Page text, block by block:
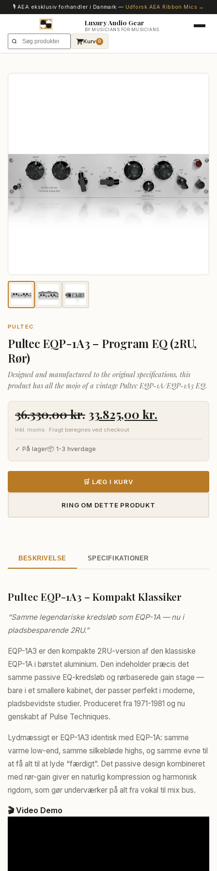
🎙️ AEA eksklusiv forhandler i Danmark — Udforsk AEA Ribbon Mics →
Luxury Audio Gear
BY MUSICIANS FOR MUSICIANS
Kurv 0
PULTEC
Pultec EQP-1A3 – Program EQ (2RU,
Rør)
Designed and manufactured to the original specifications, this
product has all the mojo of a vintage Pultec EQP-1A/EQP-1A3 EQ.
36.330,00kr. Den
oprindelige
pris
var:
36.330,00 kr..
33.825,00 kr.
aktuelle
pris
33.825,00
Inkl. moms · Fragt beregnes ved checkout
✓ På lager📦 1-3 hverdage
🛒 LÆG I KURV
RING OM DETTE PRODUKT
BESKRIVELSE SPECIFIKATIONER
Pultec EQP-1A3 – Kompakt Klassiker
“Samme legendariske kredsløb som EQP-1A — nu i
pladsbesparende 2RU.”
EQP-1A3 er den kompakte 2RU-version af den klassiske
EQP-1A i børstet aluminium. Den indeholder præcis det
samme passive EQ-kredsløb og rørbaserede gain stage —
bare i et smallere kabinet, der passer perfekt i moderne,
pladsbevidste studier. Produceret fra 1971-1981 og nu
genskabt af Pulse Techniques.
Lydmæssigt er EQP-1A3 identisk med EQP-1A: samme
varme low-end, samme silkebløde highs, og samme evne til
at få alt til at lyde “færdigt”. Det passive design kombineret
med rør-gain giver en naturlig kompression og harmonisk
rigdom, som gør underværker på alt fra vokal til mix bus.
🎬 Video Demo